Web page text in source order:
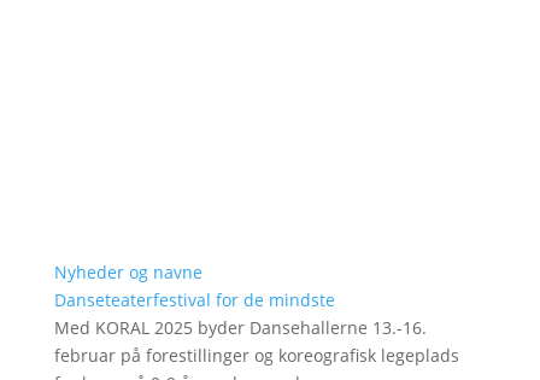
Nyheder og navne
Danseteaterfestival for de mindste
Med KORAL 2025 byder Dansehallerne 13.-16.
februar på forestillinger og koreografisk legeplads